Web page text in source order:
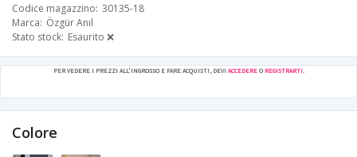
Codice magazzino 30135-18
Marca Özgür Anıl
Stato stock Esaurito ❌
PER VEDERE I PREZZI ALL'INGROSSO E FARE ACQUISTI, DEVI ACCEDEREO REGISTRARTI.
Colore